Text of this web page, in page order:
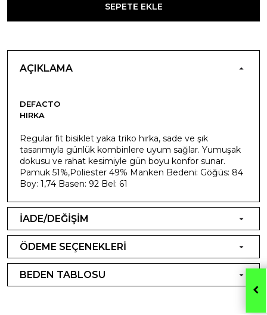
SEPETE EKLE
AÇIKLAMA
DEFACTO
HIRKA
Regular fit bisiklet yaka triko hırka, sade ve şık
tasarımıyla günlük kombinlere uyum sağlar. Yumuşak
dokusu ve rahat kesimiyle gün boyu konfor sunar.
Pamuk 51%,Poliester 49% Manken Bedeni: Göğüs: 84
Boy: 1,74 Basen: 92 Bel: 61
İADE/DEĞİŞİM
ÖDEME SEÇENEKLERİ
BEDEN TABLOSU